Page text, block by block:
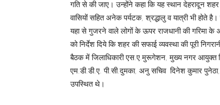
गति से की जाए। उन्होंने कहा कि यह स्थान देहरादून
वासियों सहित अनेक पर्यटक, श्रद्धालु व यात्री भी होते
यहा से गुजरने वाले लोगों के ऊपर राजधानी की गरिमा
को निर्देश दिये कि शहर की सफाई व्यवस्था की पूरी
बैठक में जिलाधिकारी एस.ए.मुरूगेशन, मुख्य नगर आयुक्त
एम.डी.डी.ए. पी.सी.दुमका, अनु सचिव दिनेश कुमार
उपस्थित थे।